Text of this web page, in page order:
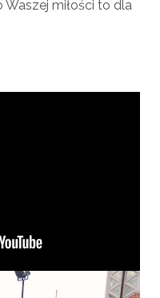
miłości to dla